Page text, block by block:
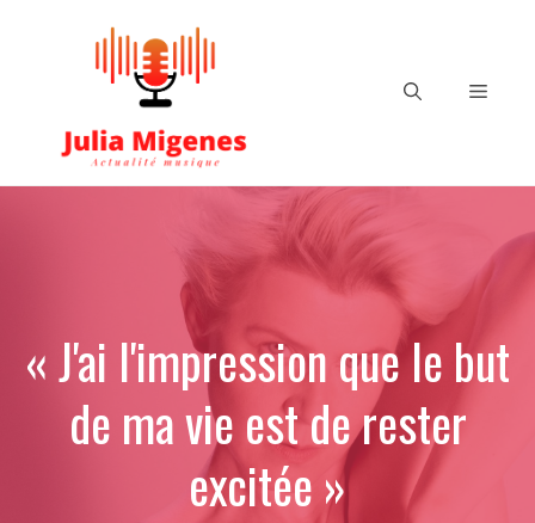
Menu
« J'ai l'impression que le but
de ma vie est de rester
excitée »